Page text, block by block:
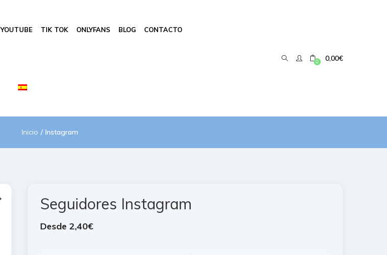
YOUTUBE TIK TOK ONLYFANS BLOG CONTACTO
0 0,00€
Inicio Instagram
Seguidores Instagram
Desde 2,40€